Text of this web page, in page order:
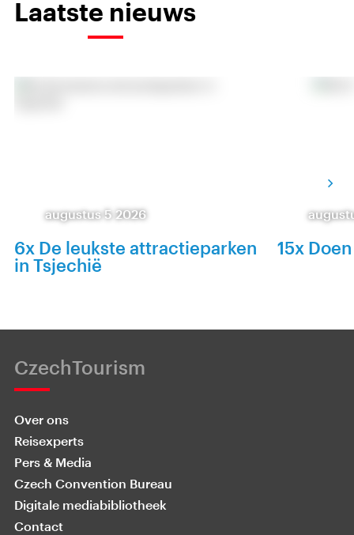
Laatste nieuws
augustus 5 2026
6x De leukste attractieparken
in Tsjechië
15x
CzechTourism
Over ons
Reisexperts
Pers & Media
Czech Convention Bureau
Digitale mediabibliotheek
Contact